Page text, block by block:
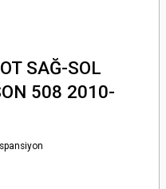
SAĞ-SOL
508 2010-